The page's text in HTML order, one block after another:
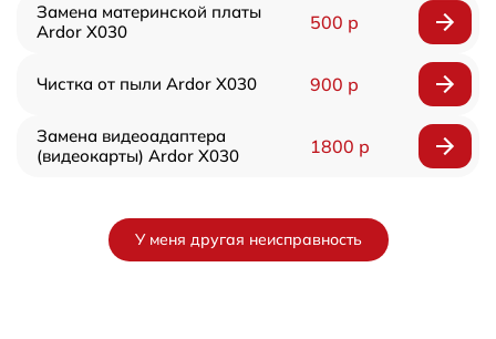
Замена материнской платы
Ardor X030
500 р
Чистка от пыли Ardor X030 900 р
Замена видеоадаптера
(видеокарты) Ardor X030
1800 р
У меня другая неисправность